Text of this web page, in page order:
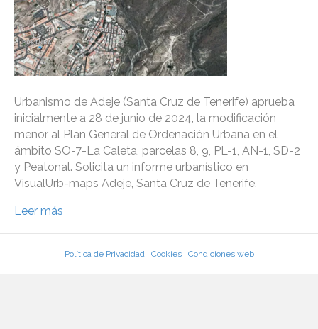
Urbanismo de Adeje (Santa Cruz de Tenerife) aprueba
inicialmente a 28 de junio de 2024, la modificación
menor al Plan General de Ordenación Urbana en el
ámbito SO-7-La Caleta, parcelas 8, 9, PL-1, AN-1, SD-2
y Peatonal. Solicita un informe urbanístico en
VisualUrb-maps Adeje, Santa Cruz de Tenerife.
Leer más
Política de Privacidad| Cookies| Condiciones web